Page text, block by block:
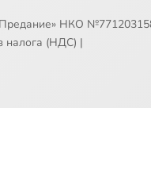
НКО
налога (НДС) |